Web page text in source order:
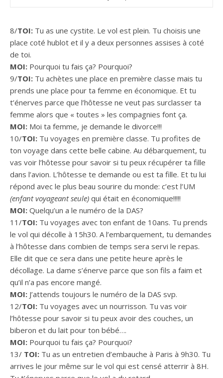
8/TOI: Tu as une cystite. Le vol est plein. Tu choisis une
place coté hublot et il y a deux personnes assises à coté
de toi.
MOI: Pourquoi tu fais ça? Pourquoi?
9/TOI: Tu achètes une place en première classe mais tu
prends une place pour ta femme en économique. Et tu
t’énerves parce que l’hôtesse ne veut pas surclasser ta
femme alors que « toutes » les compagnies font ça.
MOI: Moi ta femme, je demande le divorce!!!
10/TOI: Tu voyages en première classe. Tu profites de
ton voyage dans cette belle cabine. Au débarquement, tu
vas voir l’hôtesse pour savoir si tu peux récupérer ta fille
dans l’avion. L’hôtesse te demande ou est ta fille. Et tu lui
répond avec le plus beau sourire du monde: c’est l’UM
(enfant voyageant seule) qui était en économique!!!!!
MOI: Quelqu’un a le numéro de la DAS?
11/TOI: Tu voyages avec ton enfant de 10ans. Tu prends
le vol qui décolle à 15h30. A l’embarquement, tu demandes
à l’hôtesse dans combien de temps sera servi le repas.
Elle dit que ce sera dans une petite heure après le
décollage. La dame s’énerve parce que son fils a faim et
qu’il n’a pas encore mangé.
MOI: J’attends toujours le numéro de la DAS svp.
12/TOI: Tu voyages avec un nourrisson. Tu vas voir
l’hôtesse pour savoir si tu peux avoir des couches, un
biberon et du lait pour ton bébé….
MOI: Pourquoi tu fais ça? Pourquoi?
13/ TOI: Tu as un entretien d’embauche à Paris à 9h30. Tu
arrives le jour même sur le vol qui est censé atterrir à 8H.